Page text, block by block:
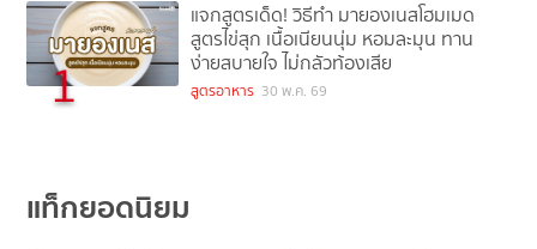
1
แจกสูตรเด็ด! วิธีทำ มายองเนสโฮมเมด
สูตรไข่สุก เนื้อเนียนนุ่ม หอมละมุน ทาน
ง่ายสบายใจ ไม่กลัวท้องเสีย
สูตรอาหาร 30 พ.ค. 69
แท็กยอดนิยม